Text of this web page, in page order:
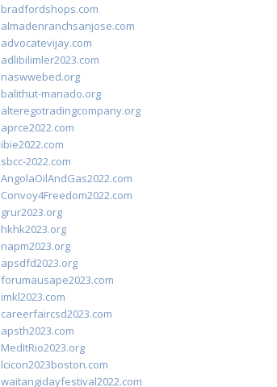
bradfordshops.com
almadenranchsanjose.com
advocatevijay.com
adlibilimler2023.com
naswwebed.org
balithut-manado.org
alteregotradingcompany.org
aprce2022.com
ibie2022.com
sbcc-2022.com
AngolaOilAndGas2022.com
Convoy4Freedom2022.com
grur2023.org
hkhk2023.org
napm2023.org
apsdfd2023.org
forumausape2023.com
imkl2023.com
careerfaircsd2023.com
apsth2023.com
MedItRio2023.org
lcicon2023boston.com
waitangidayfestival2022.com